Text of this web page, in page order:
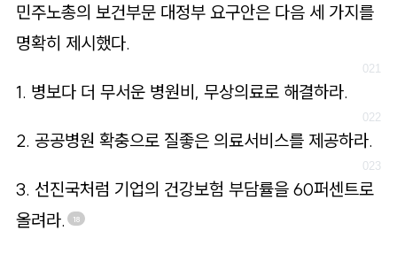
민주노총의 보건부문 대정부 요구안은 다음 세 가지를
명확히 제시했다.
1. 병보다 더 무서운 병원비, 무상의료로 해결하라.
2. 공공병원 확충으로 질좋은 의료서비스를 제공하라.
3. 선진국처럼 기업의 건강보험 부담률을 60퍼센트로
올려라.
18